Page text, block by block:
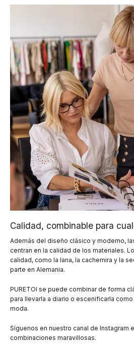
Calidad, combinable para
Además del diseño clásico y moderno,
centran en la calidad de los materiales.
calidad, como la lana, la cachemira y la
parte en Alemania.
PURETOI se puede combinar de forma
para llevarla a diario o escenificarla
moda.
Síguenos en nuestro canal de Instagram
combinaciones maravillosas.